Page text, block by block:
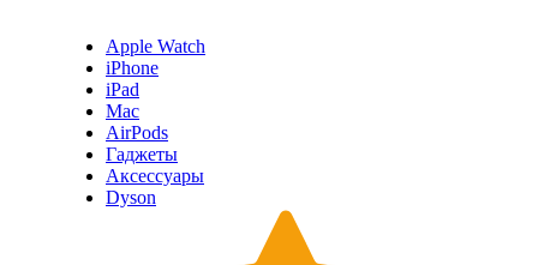
Apple Watch
iPhone
iPad
Mac
AirPods
Гаджеты
Аксессуары
Dyson